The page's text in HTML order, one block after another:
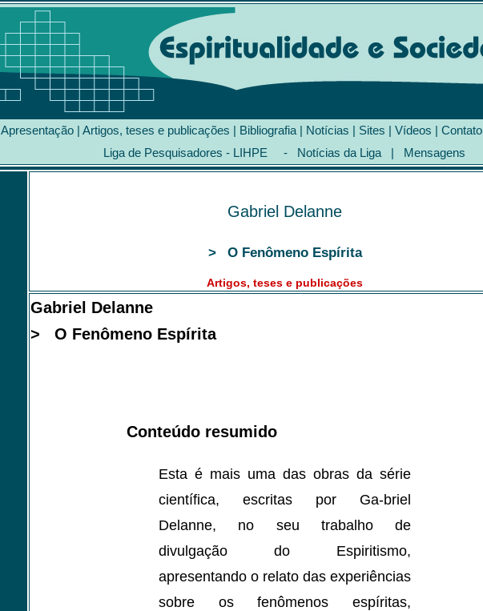
Apresentação | Artigos, teses e publicações | Bibliografia | Notícias | Sites | Vídeos | Contato
Liga de Pesquisadores - LIHPE - Notícias da Liga | Mensagens
Gabriel Delanne
> O Fenômeno Espírita
Artigos, teses e publicações
Gabriel Delanne
> O Fenômeno Espírita
Conteúdo resumido
Esta é mais uma das obras da série
científica, escritas por Ga-briel
Delanne, no seu trabalho de
divulgação do Espiritismo,
apresentando o relato das experiências
sobre os fenômenos espíritas,